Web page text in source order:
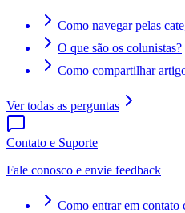
Como navegar pelas
O que são os colunistas?
Como compartilhar
Ver todas as perguntas
Contato e Suporte
Fale conosco e envie feedback
Como entrar em contato